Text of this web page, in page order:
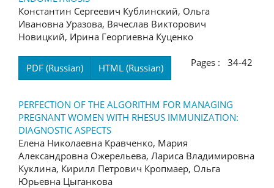
Константин Сергеевич Кублинский, Ольга
Ивановна Уразова, Вячеслав Викторович
Новицкий, Ирина Георгиевна Куценко
PDF (Russian) HTML (Russian) Pages : 34-42
PERFECTION OF THE ALGORITHM FOR MANAGING
PREGNANT WOMEN WITH RHESUS IMMUNIZATION:
DIAGNOSTIC ASPECTS
Елена Николаевна Кравченко, Мария
Александровна Ожерельева, Лариса Владимировна
Куклина, Кирилл Петрович Кропмаер, Ольга
Юрьевна Цыганкова